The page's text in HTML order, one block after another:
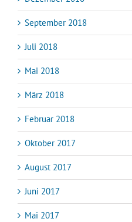
September 2018
Juli 2018
Mai 2018
März 2018
Februar 2018
Oktober 2017
August 2017
Juni 2017
Mai 2017